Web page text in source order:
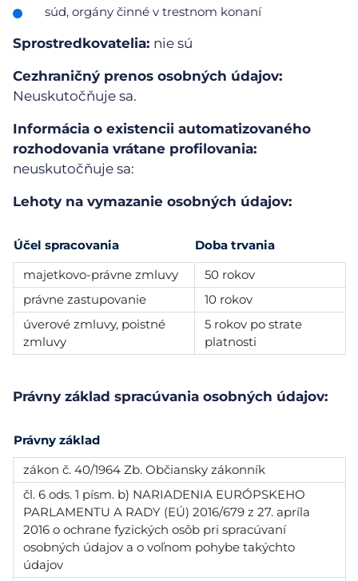
súd, orgány činné v trestnom konaní
Sprostredkovatelia: nie sú
Cezhraničný prenos osobných údajov:
Neuskutočňuje sa.
Informácia o existencii automatizovaného
rozhodovania vrátane profilovania:
neuskutočňuje sa:
Lehoty na vymazanie osobných údajov:
Účel spracovania
Doba trvania
majetkovo-právne zmluvy
50 rokov
právne zastupovanie
10 rokov
úverové zmluvy, poistné
zmluvy
5 rokov po strate
platnosti
Právny základ spracúvania osobných údajov:
Právny základ
zákon č. 40/1964 Zb. Občiansky zákonník
čl. 6 ods. 1 písm. b) NARIADENIA EURÓPSKEHO
PARLAMENTU A RADY (EÚ) 2016/679 z 27. apríla
2016 o ochrane fyzických osôb pri spracúvaní
osobných údajov a o voľnom pohybe takýchto
údajov